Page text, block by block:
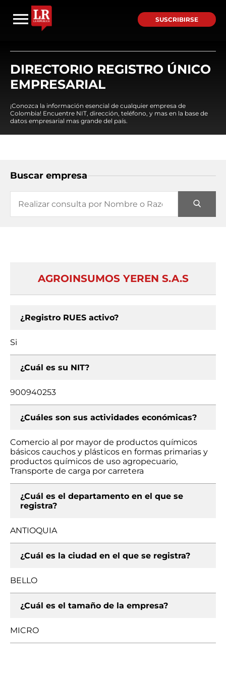
SUSCRIBIRSE
DIRECTORIO REGISTRO ÚNICO
EMPRESARIAL
¡Conozca la información esencial de cualquier empresa de
Colombia! Encuentre NIT, dirección, teléfono, y mas en la base de
datos empresarial mas grande del país.
Buscar empresa
AGROINSUMOS YEREN S.A.S
¿Registro RUES activo?
Si
¿Cuál es su NIT?
900940253
¿Cuáles son sus actividades económicas?
Comercio al por mayor de productos químicos
básicos cauchos y plásticos en formas primarias y
productos químicos de uso agropecuario,
Transporte de carga por carretera
¿Cuál es el departamento en el que se
registra?
ANTIOQUIA
¿Cuál es la ciudad en el que se registra?
BELLO
¿Cuál es el tamaño de la empresa?
MICRO